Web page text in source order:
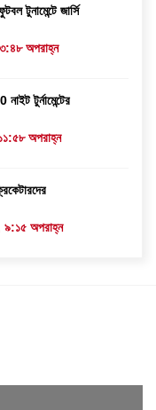
টুনামেন্টে জার্সি
অপরাহ্ন
নাইট টুর্নামেন্টের
অপরাহ্ন
৯:১৫ অপরাহ্ন